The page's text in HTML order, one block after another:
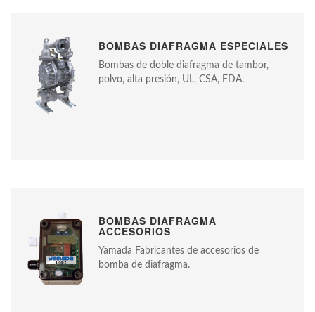
BOMBAS DIAFRAGMA ESPECIALES
Bombas de doble diafragma de tambor,
polvo, alta presión, UL, CSA, FDA.
BOMBAS DIAFRAGMA
ACCESORIOS
Yamada Fabricantes de accesorios de
bomba de diafragma.